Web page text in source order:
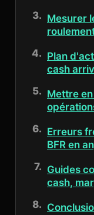
Mesurer
Plan
cash
Mettre
Erreurs
BFR en
Guides
cash,